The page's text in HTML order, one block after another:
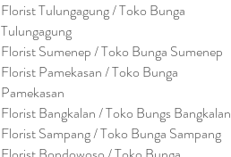
Florist Tulungagung / Toko Bunga
Tulungagung
Florist Sumenep / Toko Bunga Sumenep
Florist Pamekasan / Toko Bunga
Pamekasan
Florist Bangkalan / Toko Bungs Bangkalan
Florist Sampang / Toko Bunga Sampang